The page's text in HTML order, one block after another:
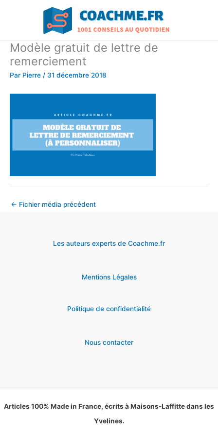
Modèle gratuit de lettre de
remerciement
Par Pierre / 31 décembre 2018
← Fichier média précédent
Les auteurs experts de Coachme.fr
Mentions Légales
Politique de confidentialité
Nous contacter
Articles 100% Made in France, écrits à Maisons-Laffitte dans les
Yvelines.